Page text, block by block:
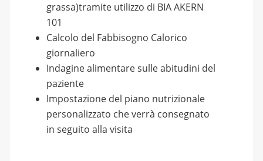
grassa)tramite utilizzo di BIA AKERN
101
Calcolo del Fabbisogno Calorico
giornaliero
Indagine alimentare sulle abitudini del
paziente
Impostazione del piano nutrizionale
personalizzato che verrà consegnato
in seguito alla visita